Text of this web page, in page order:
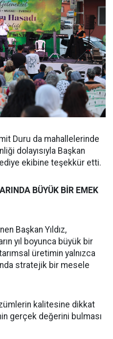
Duru da mahallelerinde
dolayısıyla Başkan
ekibine teşekkür etti.
BÜYÜK BİR EMEK
Başkan Yıldız,
yıl boyunca büyük bir
üretimin yalnızca
stratejik bir mesele
kalitesine dikkat
gerçek değerini bulması